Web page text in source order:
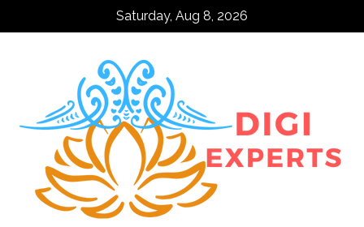
Saturday, Aug 8, 2026